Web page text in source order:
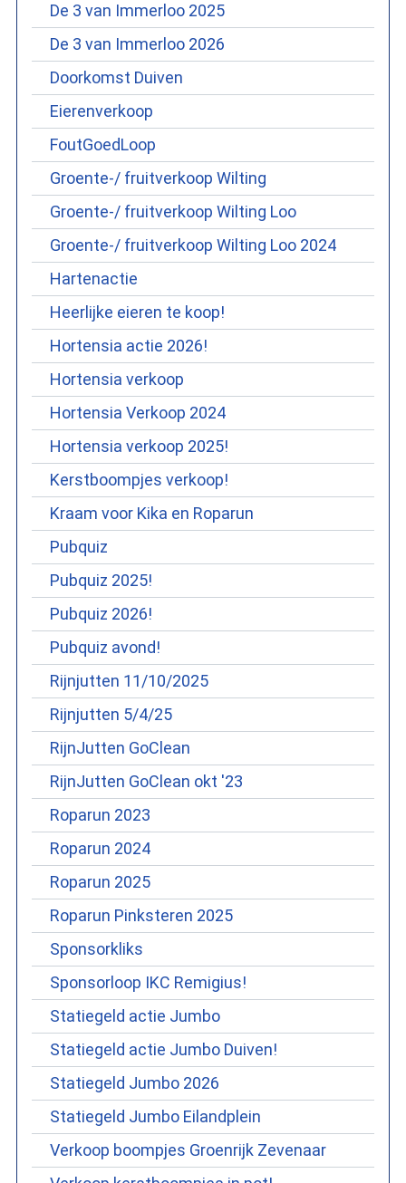
De 3 van Immerloo 2025
De 3 van Immerloo 2026
Doorkomst Duiven
Eierenverkoop
FoutGoedLoop
Groente-/ fruitverkoop Wilting
Groente-/ fruitverkoop Wilting Loo
Groente-/ fruitverkoop Wilting Loo 2024
Hartenactie
Heerlijke eieren te koop!
Hortensia actie 2026!
Hortensia verkoop
Hortensia Verkoop 2024
Hortensia verkoop 2025!
Kerstboompjes verkoop!
Kraam voor Kika en Roparun
Pubquiz
Pubquiz 2025!
Pubquiz 2026!
Pubquiz avond!
Rijnjutten 11/10/2025
Rijnjutten 5/4/25
RijnJutten GoClean
RijnJutten GoClean okt '23
Roparun 2023
Roparun 2024
Roparun 2025
Roparun Pinksteren 2025
Sponsorkliks
Sponsorloop IKC Remigius!
Statiegeld actie Jumbo
Statiegeld actie Jumbo Duiven!
Statiegeld Jumbo 2026
Statiegeld Jumbo Eilandplein
Verkoop boompjes Groenrijk Zevenaar